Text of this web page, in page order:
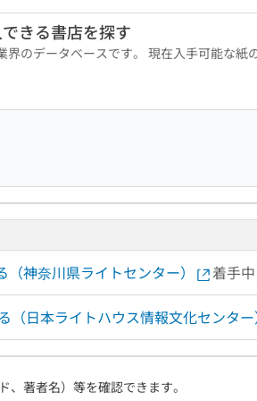
きる書店を探す
のデータベースです。 現在入手可能な紙
神奈川県ライトセンター） 着手
日本ライトハウス情報文化センター
著者名）等を確認できます。